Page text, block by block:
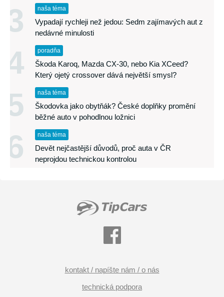
3 naša téma
Vypadají rychleji než jedou: Sedm zajímavých aut z
nedávné minulosti
4 poradňa
Škoda Karoq, Mazda CX-30, nebo Kia XCeed?
Který ojetý crossover dává největší smysl?
5 naša téma
Škodovka jako obytňák? České doplňky promění
běžné auto v pohodlnou ložnici
6 naša téma
Devět nejčastější důvodů, proč auta v ČR
neprojdou technickou kontrolou
kontakt / napíšte nám / o nás
technická podpora